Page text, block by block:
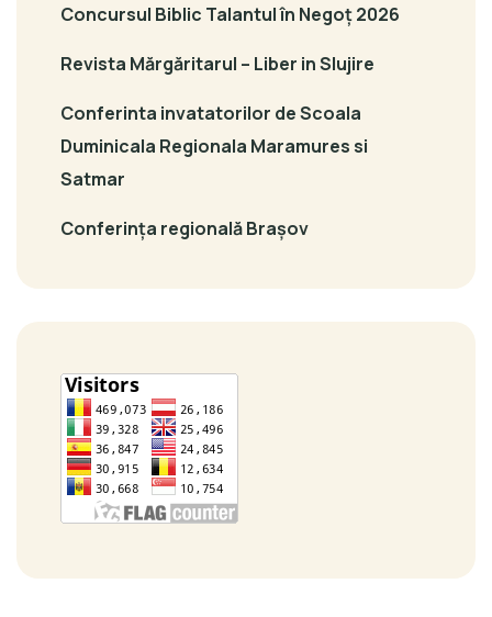
Concursul Biblic Talantul în Negoț 2026
Revista Mărgăritarul – Liber in Slujire
Conferinta invatatorilor de Scoala
Duminicala Regionala Maramures si
Satmar
Conferința regională Brașov